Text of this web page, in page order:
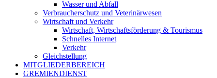
Wasser und Abfall
Verbraucherschutz und Veterinärwesen
Wirtschaft und Verkehr
Wirtschaft, Wirtschaftsförderung & Tourismus
Schnelles Internet
Verkehr
Gleichstellung
MITGLIEDERBEREICH
GREMIENDIENST